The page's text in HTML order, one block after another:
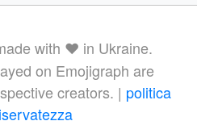
with ❤️ in Ukraine.
on Emojigraph are
creators. | politica